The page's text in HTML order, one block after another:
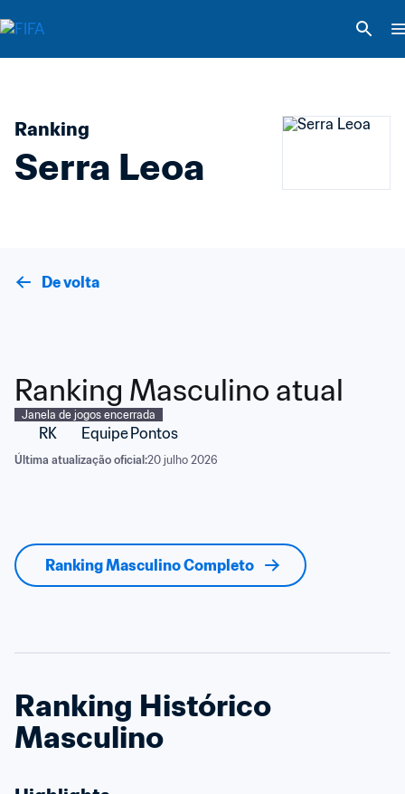
Ranking
Serra Leoa
De volta
Ranking Masculino atual
Janela de jogos encerrada
RK Equipe Pontos
Última atualização oficial:20 julho 2026
Ranking Masculino Completo
Ranking Histórico
Masculino